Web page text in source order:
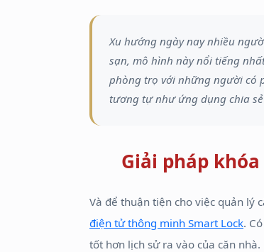
Xu hướng ngày nay nhiều
sạn, mô hình này nổi tiếng
phòng trọ với những người có
tương tự như ứng dụng chia sẻ
Giải pháp
Và để thuận tiện cho việc quản lý
điện tử thông minh Smart Lock.
tốt hơn lịch sử ra vào của căn nhà.